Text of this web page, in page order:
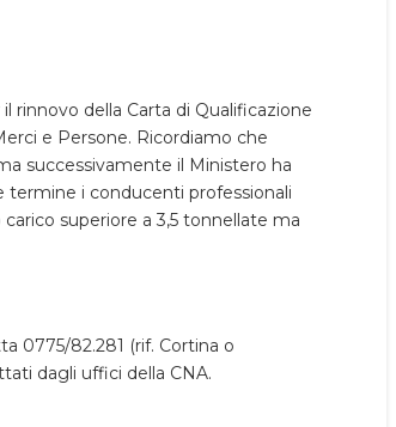
rinnovo della Carta di Qualificazione
e Persone. Ricordiamo che
successivamente il Ministero ha
termine i conducenti professionali
superiore a 3,5 tonnellate ma
0775/82.281 (rif. Cortina o
dagli uffici della CNA.